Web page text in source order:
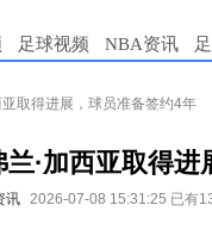
足球视频 NBA资讯
取得进展，球员准备签约4年
·加西亚取得
讯 2026-07-08 15:31:25 已有